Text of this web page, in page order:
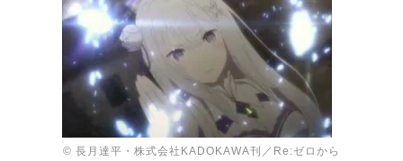
© 長月達平・株式会社KADOKAWA刊／Re:ゼロから